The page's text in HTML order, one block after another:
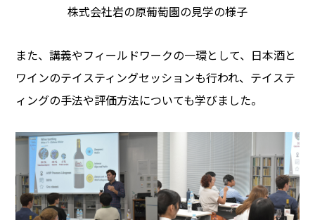
株式会社岩の原葡萄園の見学の様子
また、講義やフィールドワークの一環として、日本酒と
ワインのテイスティングセッションも行われ、テイステ
ィングの手法や評価方法についても学びました。